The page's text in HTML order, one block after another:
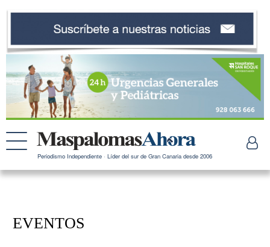
Periodismo Independiente · Líder del sur de Gran Canaria desde 2006
EVENTOS